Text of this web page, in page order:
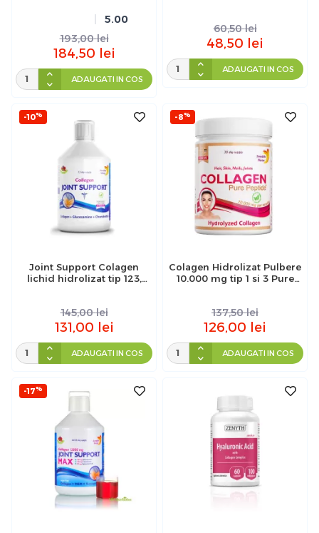
5.00
193,00 lei
184,50 lei
ADAUGATI IN COS
60,50 lei
48,50 lei
ADAUGATI IN COS
-10%
Joint Support Colagen
lichid hidrolizat tip 123,
145,00 lei
131,00 lei
ADAUGATI IN COS
-8%
Colagen Hidrolizat Pulbere
10.000 mg tip 1 si 3 Pure
137,50 lei
126,00 lei
ADAUGATI IN COS
-17%